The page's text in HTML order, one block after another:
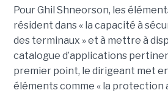
Pour Ghil Shneorson, les
résident dans « la capacité à
des terminaux » et à mettre à
catalogue d’applications
premier point, le dirigeant met
éléments comme « la protection